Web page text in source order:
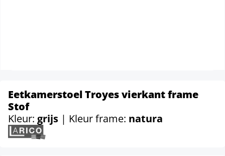
Eetkamerstoel Troyes vierkant frame
Stof
Kleur: grijs | Kleur frame: natura